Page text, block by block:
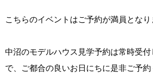
こちらのイベントはご予約が満員となり
中沼のモデルハウス見学予約は常時受
で、ご都合の良いお日にちに是非ご予約